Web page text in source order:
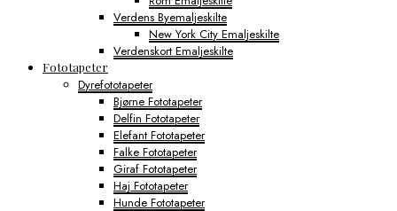
Verdens Byemaljeskilte
New York City Emaljeskilte
Verdenskort Emaljeskilte
Fototapeter
Dyrefototapeter
Bjørne Fototapeter
Delfin Fototapeter
Elefant Fototapeter
Falke Fototapeter
Giraf Fototapeter
Haj Fototapeter
Hunde Fototapeter